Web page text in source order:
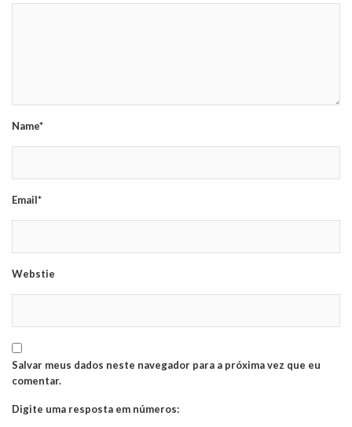
Name*
Email*
Webstie
Salvar meus dados neste navegador para a próxima vez que eu
comentar.
Digite uma resposta em números: